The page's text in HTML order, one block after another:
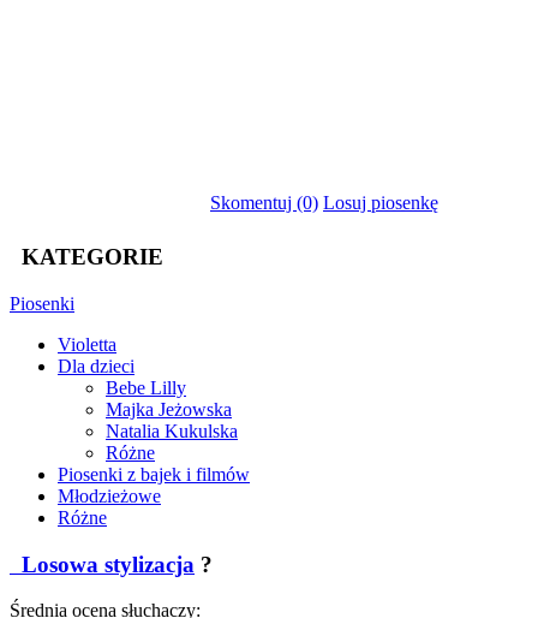
Skomentuj (0) Losuj piosenkę
KATEGORIE
Piosenki
Violetta
Dla dzieci
Bebe Lilly
Majka Jeżowska
Natalia Kukulska
Różne
Piosenki z bajek i filmów
Młodzieżowe
Różne
Losowa stylizacja ?
Średnia ocena słuchaczy: